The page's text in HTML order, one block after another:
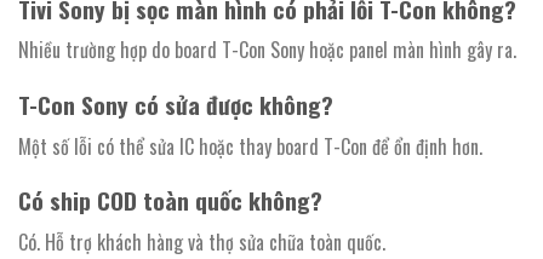
Tivi Sony bị sọc màn hình có phải lỗi T-Con không?
Nhiều trường hợp do board T-Con Sony hoặc panel màn hình gây ra.
T-Con Sony có sửa được không?
Một số lỗi có thể sửa IC hoặc thay board T-Con để ổn định hơn.
Có ship COD toàn quốc không?
Có. Hỗ trợ khách hàng và thợ sửa chữa toàn quốc.